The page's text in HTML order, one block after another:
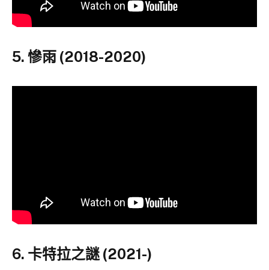
5. 慘雨 (2018-2020)
6. 卡特拉之謎 (2021-)